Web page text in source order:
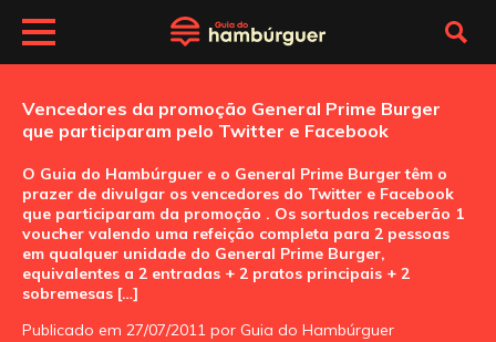
Vencedores da promoção General Prime Burger
que participaram pelo Twitter e Facebook
O Guia do Hambúrguer e o General Prime Burger têm o
prazer de divulgar os vencedores do Twitter e Facebook
que participaram da promoção . Os sortudos receberão 1
voucher valendo uma refeição completa para 2 pessoas
em qualquer unidade do General Prime Burger,
equivalentes a 2 entradas + 2 pratos principais + 2
sobremesas […]
Publicado em 27/07/2011 por Guia do Hambúrguer